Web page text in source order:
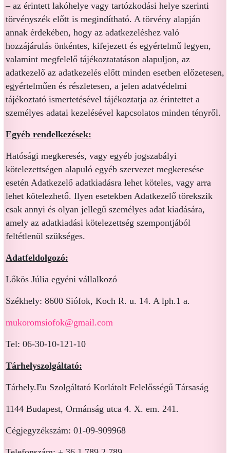
– az érintett lakóhelye vagy tartózkodási helye szerinti
törvényszék előtt is megindítható. A törvény alapján
annak érdekében, hogy az adatkezeléshez való
hozzájárulás önkéntes, kifejezett és egyértelmű legyen,
valamint megfelelő tájékoztatatáson alapuljon, az
adatkezelő az adatkezelés előtt minden esetben előzetesen,
egyértelműen és részletesen, a jelen adatvédelmi
tájékoztató ismertetésével tájékoztatja az érintettet a
személyes adatai kezelésével kapcsolatos minden tényről.
Egyéb rendelkezések:
Hatósági megkeresés, vagy egyéb jogszabályi
kötelezettségen alapuló egyéb szervezet megkeresése
esetén Adatkezelő adatkiadásra lehet köteles, vagy arra
lehet kötelezhető. Ilyen esetekben Adatkezelő törekszik
csak annyi és olyan jellegű személyes adat kiadására,
amely az adatkiadási kötelezettség szempontjából
feltétlenül szükséges.
Adatfeldolgozó:
Lőkös Júlia egyéni vállalkozó
Székhely: 8600 Siófok, Koch R. u. 14. A lph.1 a.
mukoromsiofok@gmail.com
Tel: 06-30-10-121-10
Tárhelyszolgáltató:
Tárhely.Eu Szolgáltató Korlátolt Felelősségű Társaság
1144 Budapest, Ormánság utca 4. X. em. 241.
Cégjegyzékszám: 01-09-909968